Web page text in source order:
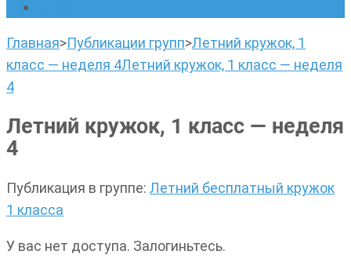
Главная>Публикации групп>Летний кружок, 1
класс — неделя 4Летний кружок, 1 класс — неделя
4
Летний кружок, 1 класс — неделя
4
Публикация в группе: Летний бесплатный кружок
1 класса
У вас нет доступа. Залогиньтесь.